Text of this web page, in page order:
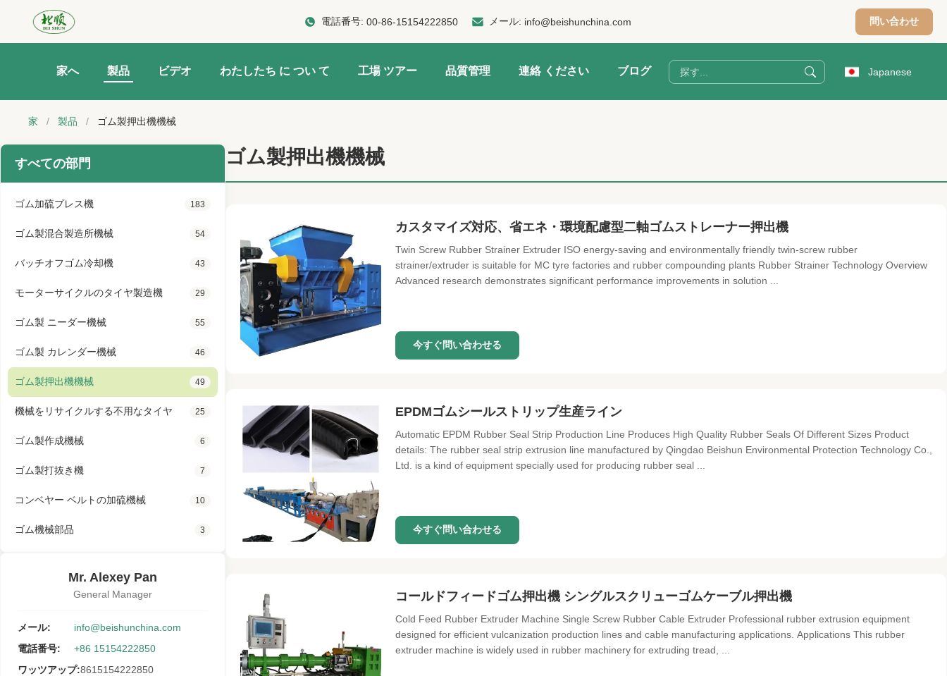
電話番号: 00-86-15154222850 メール: info@beishunchina.com 問い合わせ
家へ 製品 ビデオ わたしたち に つい て 工場 ツアー 品質管理 連絡 ください ブログ Japanese
家 / 製品 / ゴム製押出機機械
すべての部門
ゴム加硫プレス機 183
ゴム製混合製造所機械 54
バッチオフゴム冷却機 43
モーターサイクルのタイヤ製造機 29
ゴム製 ニーダー機械 55
ゴム製 カレンダー機械 46
ゴム製押出機機械 49
機械をリサイクルする不用なタイヤ 25
ゴム製作成機械 6
ゴム製打抜き機 7
コンベヤー ベルトの加硫機械 10
ゴム機械部品 3
Mr. Alexey Pan
General Manager
メール:
info@beishunchina.com
電話番号:
+86 15154222850
ワッツアップ:8615154222850
ゴム製押出機機械
カスタマイズ対応、省エネ・環境配慮型二軸ゴムストレーナー押出機
Twin Screw Rubber Strainer Extruder ISO energy-saving and environmentally friendly twin-screw rubber
strainer/extruder is suitable for MC tyre factories and rubber compounding plants Rubber Strainer Technology Overview
Advanced research demonstrates significant performance improvements in solution ...
今すぐ問い合わせる
EPDMゴムシールストリップ生産ライン
Automatic EPDM Rubber Seal Strip Production Line Produces High Quality Rubber Seals Of Different Sizes Product
details: The rubber seal strip extrusion line manufactured by Qingdao Beishun Environmental Protection Technology Co.,
Ltd. is a kind of equipment specially used for producing rubber seal ...
今すぐ問い合わせる
コールドフィードゴム押出機 シングルスクリューゴムケーブル押出機
Cold Feed Rubber Extruder Machine Single Screw Rubber Cable Extruder Professional rubber extrusion equipment
designed for efficient vulcanization production lines and cable manufacturing applications. Applications This rubber
extruder machine is widely used in rubber machinery for extruding tread, ...